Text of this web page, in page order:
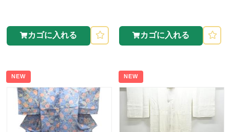
カゴに入れる カゴに入れる
NEW NEW